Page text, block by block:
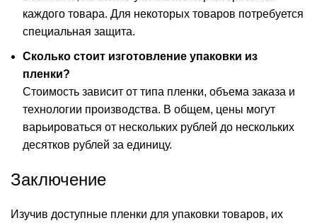
каждого товара. Для некоторых товаров потребуется
специальная защита.
Сколько стоит изготовление упаковки из
пленки?
Стоимость зависит от типа пленки, объема заказа и
технологии производства. В общем, цены могут
варьироваться от нескольких рублей до нескольких
десятков рублей за единицу.
Заключение
Изучив доступные пленки для упаковки товаров, их